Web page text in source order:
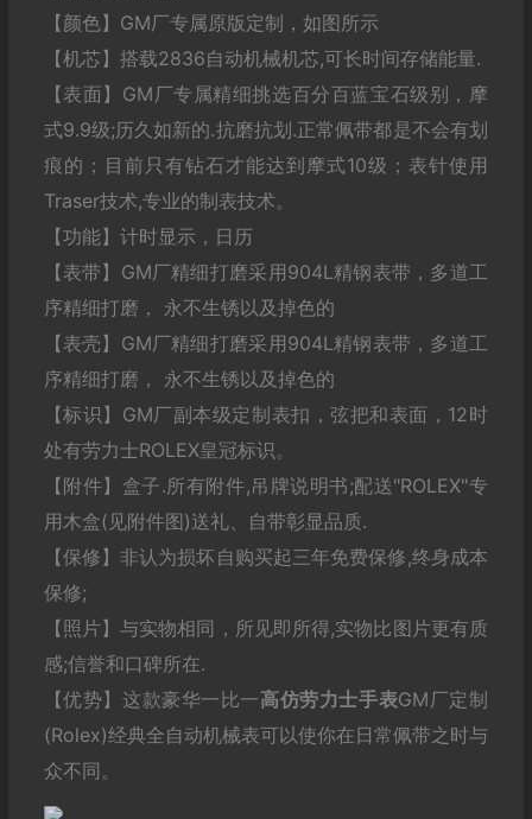
【颜色】GM厂专属原版定制，如图所示
【机芯】搭载2836自动机械机芯,可长时间存储能量.
【表面】GM厂专属精细挑选百分百蓝宝石级别，摩
式9.9级;历久如新的.抗磨抗划.正常佩带都是不会有划
痕的；目前只有钻石才能达到摩式10级；表针使用
Traser技术,专业的制表技术。
【功能】计时显示，日历
【表带】GM厂精细打磨采用904L精钢表带，多道工
序精细打磨， 永不生锈以及掉色的
【表壳】GM厂精细打磨采用904L精钢表带，多道工
序精细打磨， 永不生锈以及掉色的
【标识】GM厂副本级定制表扣，弦把和表面，12时
处有劳力士ROLEX皇冠标识。
【附件】盒子.所有附件,吊牌说明书;配送"ROLEX"专
用木盒(见附件图)送礼、自带彰显品质.
【保修】非认为损坏自购买起三年免费保修,终身成本
保修;
【照片】与实物相同，所见即所得,实物比图片更有质
感;信誉和口碑所在.
【优势】这款豪华一比一高仿劳力士手表GM厂定制
(Rolex)经典全自动机械表可以使你在日常佩带之时与
众不同。